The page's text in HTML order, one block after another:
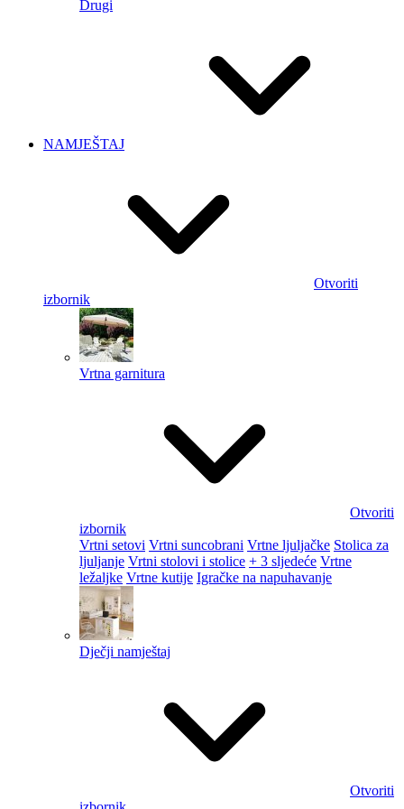
Drugi
NAMJEŠTAJ
Otvoriti
izbornik
Vrtna garnitura
Otvoriti
izbornik
Vrtni setovi Vrtni suncobrani Vrtne ljuljačke Stolica za
ljuljanje Vrtni stolovi i stolice + 3 sljedeće Vrtne
ležaljke Vrtne kutije Igračke na napuhavanje
Dječji namještaj
Otvoriti